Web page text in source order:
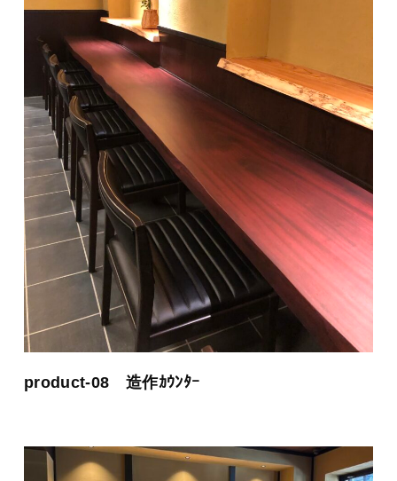
product-08 造作ｶｳﾝﾀｰ